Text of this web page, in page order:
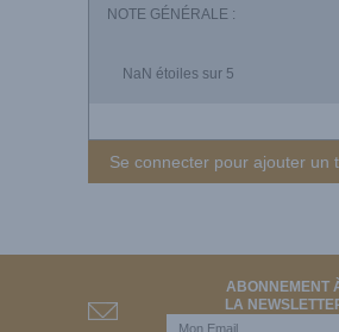
NOTE GÉNÉRALE :
NaN étoiles sur 5
Se connecter pour ajouter un
ABONNEMENT
LA